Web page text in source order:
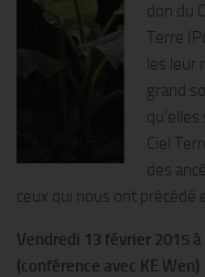
don du
Terre
les leur
grand
Ciel
des
ceux qui nous ont précédé
Vendredi 13 février 2015
(conférence avec KE Wen)